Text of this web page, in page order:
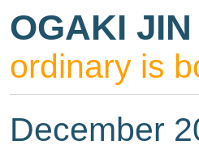
OGAKI JIN
ordinary is
December